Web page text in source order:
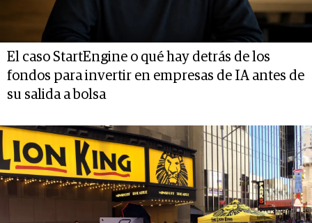
El caso StartEngine o qué hay detrás de los
fondos para invertir en empresas de IA antes de
su salida a bolsa